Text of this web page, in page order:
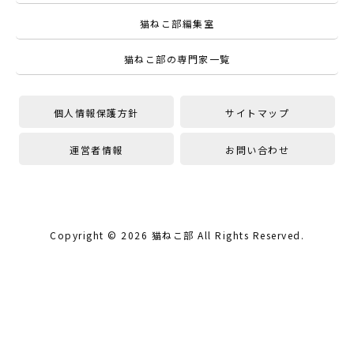
猫ねこ部編集室
猫ねこ部の専門家一覧
個人情報保護方針 サイトマップ
運営者情報 お問い合わせ
Copyright © 2026 猫ねこ部 All Rights Reserved.